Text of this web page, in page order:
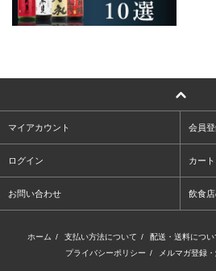
マイアカウント 会員
ログイン カー
お問い合わせ 飲食
ホーム / 支払い方法について / 配送・送料につい
プライバシーポリシー / メルマガ登録